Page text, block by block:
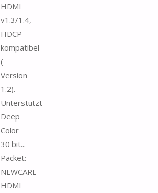
HDMI
v1.3/1.4,
HDCP-
kompatibel
(
Version
1.2).
Unterstützt
Deep
Color
30 bit...
Packet:
NEWCARE
HDMI